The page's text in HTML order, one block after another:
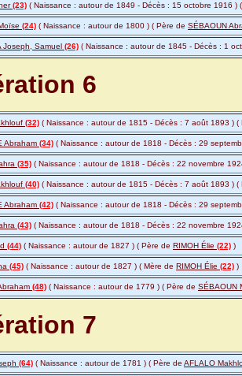
(23) ( Naissance : autour de 1849 - Décès : 15 octobre 1916 )
(24) ( Naissance : autour de 1800 ) ( Père de SÉBAOUN
Joseph, Samuel (26) ( Naissance : autour de 1845 - Décès : 1
6
(32) ( Naissance : autour de 1815 - Décès : 7 août 1893 )
Abraham (34) ( Naissance : autour de 1818 - Décès : 29
(35) ( Naissance : autour de 1818 - Décès : 22 novembre
(40) ( Naissance : autour de 1815 - Décès : 7 août 1893 )
Abraham (42) ( Naissance : autour de 1818 - Décès : 29
(43) ( Naissance : autour de 1818 - Décès : 22 novembre
(44) ( Naissance : autour de 1827 ) ( Père de RIMOH Élie (22) )
(45) ( Naissance : autour de 1827 ) ( Mère de RIMOH Élie (22) )
(48) ( Naissance : autour de 1779 ) ( Père de SÉBAOUN
7
(64) ( Naissance : autour de 1781 ) ( Père de AFLALO